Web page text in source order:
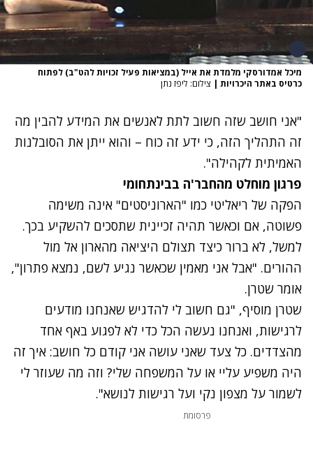
מיכל אמדורסקי מלמדת את אייל (במציאות פעיל זכויות להט"ב) לפתוח
כרטיס באתר היכרויות | צילום: ליפז נתן
"אני חושב שזה חשוב לתת לאנשים את המידע להבין מה
זה התהליך הזה, כי ידע זה כוח – והוא ייתן את הסובלנות
האמיתית לקהילה".
פרגון מוחלט מהחבר'ה בבינתחומי
הפקה של ריאליטי כמו "הארוניסטים" אינה משימה
פשוטה, אם וכאשר תהיה זכיינית שתסכים להשקיע בכך.
למשל, לא ברור כיצד תצולם היציאה מהארון אל מול
ההורים. "אבל אני מאמין שכאשר נגיע לשם, נמצא פתרון",
אומר שטרן.
שטרן מוסיף, "גם חשוב לי להדגיש שאנחנו מודעים
לרגישות, ואנחנו נעשה הכל כדי לא לפגוע באף אחד
מהצדדים. כל צעד שאני עושה אני קודם כל חושב: איך זה
היה משפיע עליי או על המשפחה שלי? וזה מה שעוזר לי
לשמור על מצפון נקי ועל רגישות לנושא".
פרסומת